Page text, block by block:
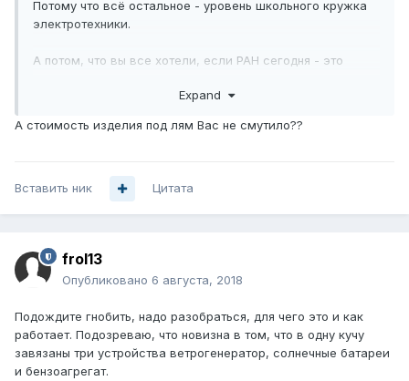
Потому что всё остальное - уровень школьного кружка
электротехники.
А потом, что вы все хотели, если РАН сегодня - это
Expand
А стоимость изделия под лям Вас не смутило??
Вставить ник Цитата
frol13
Опубликовано 6 августа, 2018
Подождите гнобить, надо разобраться, для чего это и как
работает. Подозреваю, что новизна в том, что в одну кучу
завязаны три устройства ветрогенератор, солнечные батареи
и бензоагрегат.